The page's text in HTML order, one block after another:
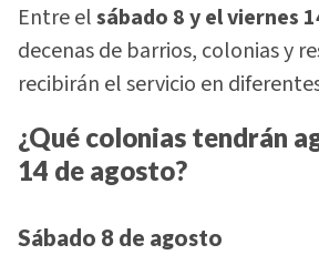
Entre elsábado 8 y el viernes
decenas de barrios, colonias y
recibirán el servicio en
¿Qué colonias tendrán
14 de agosto?
Sábado 8 de agosto